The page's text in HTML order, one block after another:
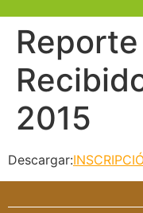
2015
Descargar: